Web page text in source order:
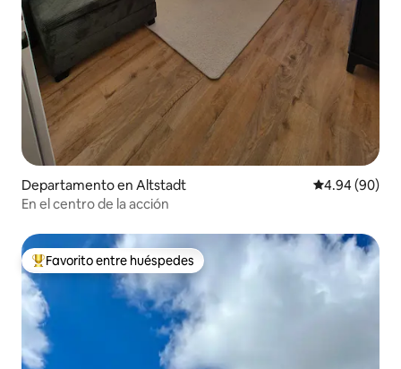
Departamento en Altstadt Calificación
4.94 (90)
En el centro de la acción
De los mejores en Favorito entre huéspedes
Favorito entre huéspedes